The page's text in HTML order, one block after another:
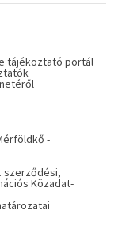
tájékoztató portál
-
szerződési,
Közadat-